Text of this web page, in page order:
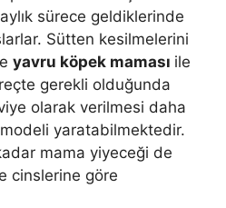
sürece geldiklerinde
Sütten kesilmelerini
yavru köpek maması ile
gerekli olduğunda
olarak verilmesi daha
yaratabilmektedir.
mama yiyeceği de
cinslerine göre